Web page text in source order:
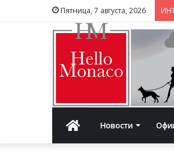
Пятница, 7 августа, 2026
ГлавнаяНовости